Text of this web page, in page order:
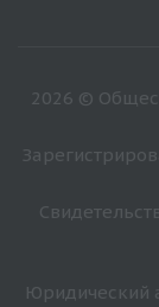
2026 ©
Юридический